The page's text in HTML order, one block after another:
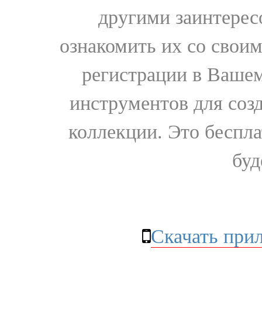
другими
ознакомить их со
регистрации в
инструментов для
коллекции. Это
Скачать